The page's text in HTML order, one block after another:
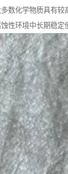
数化学物质具有较
性环境中长期稳定